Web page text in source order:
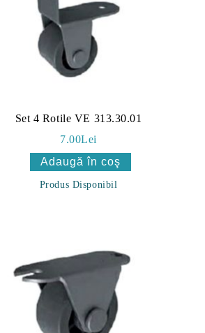
Set 4 Rotile VE 313.30.01
7.00Lei
Produs Disponibil